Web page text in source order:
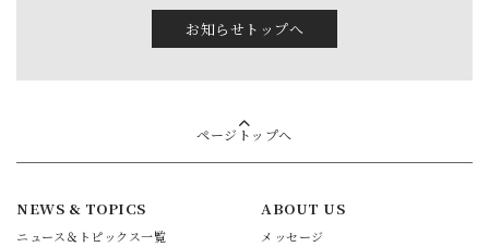
お知らせトップへ
ページトップへ
NEWS & TOPICS
ニュース＆トピックス一覧
ABOUT US
メッセージ